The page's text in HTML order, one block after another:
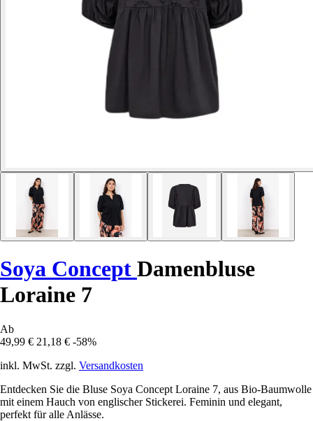
Soya Concept Damenbluse
Loraine 7
Ab
49,99 € 21,18 € -58%
inkl. MwSt. zzgl. Versandkosten
Entdecken Sie die Bluse Soya Concept Loraine 7, aus Bio-Baumwolle
mit einem Hauch von englischer Stickerei. Feminin und elegant,
perfekt für alle Anlässe.